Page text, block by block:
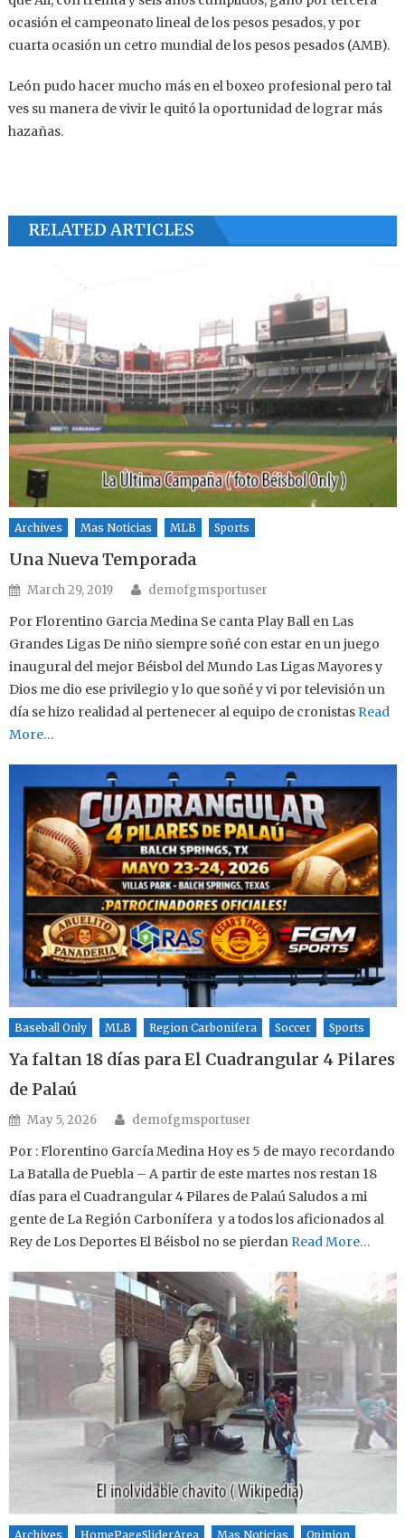
ocasión el campeonato lineal de los pesos pesados, y por
cuarta ocasión un cetro mundial de los pesos pesados (AMB).
León pudo hacer mucho más en el boxeo profesional pero tal
ves su manera de vivir le quitó la oportunidad de lograr más
hazañas.
RELATED ARTICLES
Archives Mas Noticias MLB Sports
Una Nueva Temporada
Posted on
March 29, 2019 Author
demofgmsportuser
Por Florentino Garcia Medina Se canta Play Ball en Las
Grandes Ligas De niño siempre soñé con estar en un juego
inaugural del mejor Béisbol del Mundo Las Ligas Mayores y
Dios me dio ese privilegio y lo que soñé y vi por televisión un
día se hizo realidad al pertenecer al equipo de cronistas Read
More…
Baseball Only MLB Region Carbonifera Soccer Sports
Ya faltan 18 días para El Cuadrangular 4 Pilares
de Palaú
Posted on
May 5, 2026 Author
demofgmsportuser
Por : Florentino García Medina Hoy es 5 de mayo recordando
La Batalla de Puebla – A partir de este martes nos restan 18
días para el Cuadrangular 4 Pilares de Palaú Saludos a mi
gente de La Región Carbonífera y a todos los aficionados al
Rey de Los Deportes El Béisbol no se pierdan Read More…
Archives HomePageSliderArea Mas Noticias Opinion